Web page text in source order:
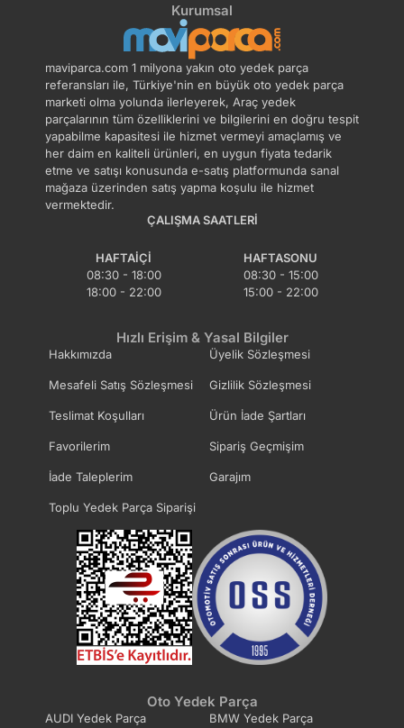
Kurumsal
maviparca.com 1 milyona yakın oto yedek parça
referansları ile, Türkiye'nin en büyük oto yedek parça
marketi olma yolunda ilerleyerek, Araç yedek
parçalarının tüm özelliklerini ve bilgilerini en doğru tespit
yapabilme kapasitesi ile hizmet vermeyi amaçlamış ve
her daim en kaliteli ürünleri, en uygun fiyata tedarik
etme ve satışı konusunda e-satış platformunda sanal
mağaza üzerinden satış yapma koşulu ile hizmet
vermektedir.
ÇALIŞMA SAATLERI
HAFTAIÇI
08:30 - 18:00
18:00 - 22:00
HAFTASONU
08:30 - 15:00
15:00 - 22:00
Hızlı Erişim & Yasal Bilgiler
Hakkımızda Üyelik Sözleşmesi
Mesafeli Satış Sözleşmesi Gizlilik Sözleşmesi
Teslimat Koşulları Ürün İade Şartları
Favorilerim Sipariş Geçmişim
İade Taleplerim Garajım
Toplu Yedek Parça Siparişi
Oto Yedek Parça
AUDI Yedek Parça BMW Yedek Parça